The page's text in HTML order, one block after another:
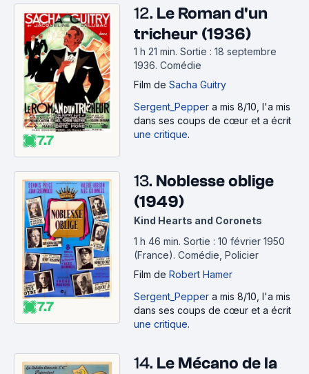
7.7
12. Le Roman d'un
tricheur (1936)
1 h 21 min. Sortie : 18 septembre
1936. Comédie
Film de Sacha Guitry
Sergent_Pepper a mis 8/10, l'a mis
dans ses coups de cœur et a écrit
une critique.
7.7
13. Noblesse oblige
(1949)
Kind Hearts and Coronets
1 h 46 min. Sortie : 10 février 1950
(France). Comédie, Policier
Film de Robert Hamer
Sergent_Pepper a mis 8/10, l'a mis
dans ses coups de cœur et a écrit
une critique.
14. Le Mécano de la